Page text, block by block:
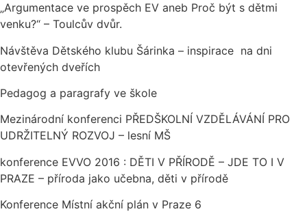
„Argumentace ve prospěch EV aneb Proč být s dětmi
venku?“ – Toulcův dvůr.
Návštěva Dětského klubu Šárinka – inspirace na dni
otevřených dveřích
Pedagog a paragrafy ve škole
Mezinárodní konferenci PŘEDŠKOLNÍ VZDĚLÁVÁNÍ PRO
UDRŽITELNÝ ROZVOJ – lesní MŠ
konference EVVO 2016 : DĚTI V PŘÍRODĚ – JDE TO I V
PRAZE – příroda jako učebna, děti v přírodě
Konference Místní akční plán v Praze 6